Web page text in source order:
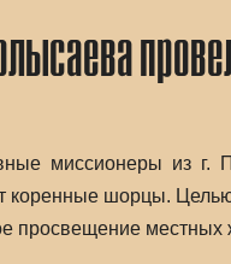
миссионеры из г.
коренные шорцы. Целью
просвещение местных